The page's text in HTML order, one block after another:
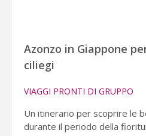
Azonzo in Giappone
ciliegi
VIAGGI PRONTI DI GRUPPO
Un itinerario per scoprire le
durante il periodo della